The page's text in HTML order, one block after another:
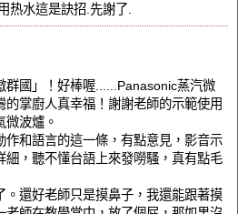
热水這是訣招.先謝了.
群國」！好棒喔......Panasonic蒸汽微
掌廚人真幸福！謝謝老師的示範使用
微波爐。
作和語言的這一條，有點意見，影音示
細，聽不懂台語上來發嘮騷，真有點毛
。還好老師只是摸鼻子，我還能跟著摸